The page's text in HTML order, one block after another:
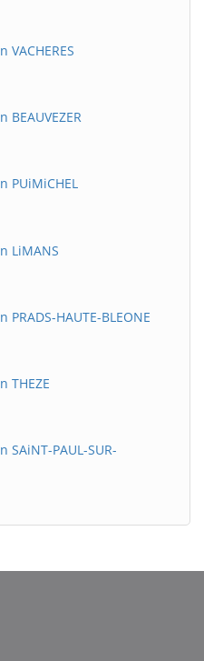
PUiMiCHEL
LiMANS
HAUTE-BLEONE
THEZE
PAUL-SUR-